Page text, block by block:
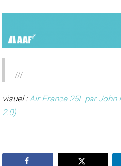
///
visuel :Air France 25L par John
2.0)